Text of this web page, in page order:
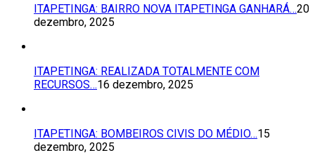
ITAPETINGA: BAIRRO NOVA ITAPETINGA GANHARÁ…20
dezembro, 2025
ITAPETINGA: REALIZADA TOTALMENTE COM
RECURSOS…16 dezembro, 2025
ITAPETINGA: BOMBEIROS CIVIS DO MÉDIO…15
dezembro, 2025